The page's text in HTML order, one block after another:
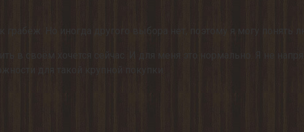
Но иногда другого выбора нет, поэтому я могу понять
в своём хочется сейчас. И для меня это нормально. Я не
для такой крупной покупки.